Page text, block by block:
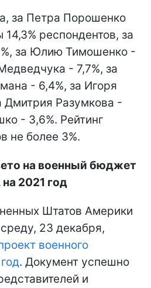
за Петра Порошенко
респондентов, за
за Юлию Тимошенко -
- 7,7%, за
- 6,4%, за Игоря
Дмитрия Разумкова -
- 3,6%. Рейтинг
не более 3%.
на военный бюджет
2021 год
Штатов Америки
23 декабря,
военного
. Документ успешно
и